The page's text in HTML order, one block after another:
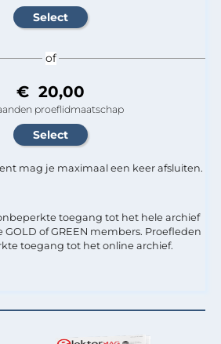
of
€ 20,00
proeflidmaatschap
mag je maximaal een keer afsluiten.
toegang tot het hele archief
GOLD of GREEN members. Proefleden
toegang tot het online archief.